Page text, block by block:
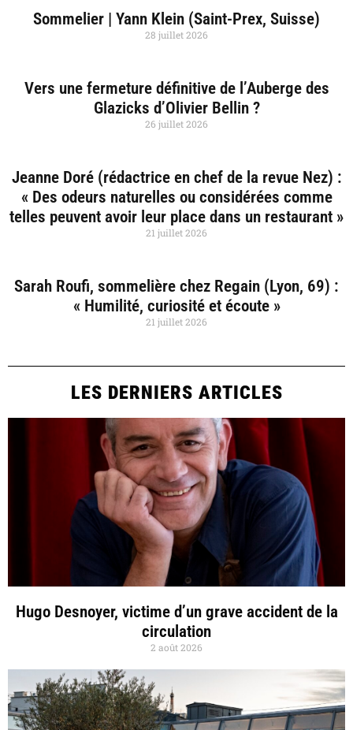
Sommelier | Yann Klein (Saint-Prex, Suisse)
28 juillet 2026
Vers une fermeture définitive de l’Auberge des
Glazicks d’Olivier Bellin ?
26 juillet 2026
Jeanne Doré (rédactrice en chef de la revue Nez) :
« Des odeurs naturelles ou considérées comme
telles peuvent avoir leur place dans un restaurant »
21 juillet 2026
Sarah Roufi, sommelière chez Regain (Lyon, 69) :
« Humilité, curiosité et écoute »
21 juillet 2026
LES DERNIERS ARTICLES
Hugo Desnoyer, victime d’un grave accident de la
circulation
2 août 2026